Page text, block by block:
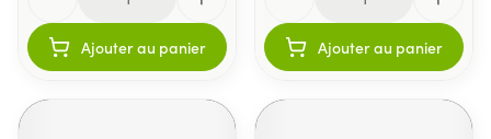
Ajouter au panier Ajouter au panier